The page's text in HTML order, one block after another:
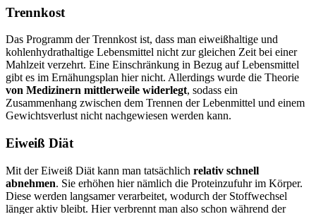
Trennkost
Das Programm der Trennkost ist, dass man eiweißhaltige und
kohlenhydrathaltige Lebensmittel nicht zur gleichen Zeit bei einer
Mahlzeit verzehrt. Eine Einschränkung in Bezug auf Lebensmittel
gibt es im Ernähungsplan hier nicht. Allerdings wurde die Theorie
von Medizinern mittlerweile widerlegt, sodass ein
Zusammenhang zwischen dem Trennen der Lebenmittel und einem
Gewichtsverlust nicht nachgewiesen werden kann.
Eiweiß Diät
Mit der Eiweiß Diät kann man tatsächlich relativ schnell
abnehmen. Sie erhöhen hier nämlich die Proteinzufuhr im Körper.
Diese werden langsamer verarbeitet, wodurch der Stoffwechsel
länger aktiv bleibt. Hier verbrennt man also schon während der